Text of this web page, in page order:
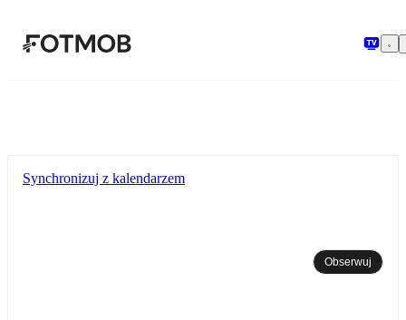
Synchronizuj z kalendarzem
Obserwuj